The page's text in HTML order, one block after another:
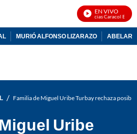
EN VIVO
Noticias Caracol En Vivo
MURIÓ ALFONSO LIZARAZO
/ Familia de Miguel Uribe Turbay rechaza
Uribe